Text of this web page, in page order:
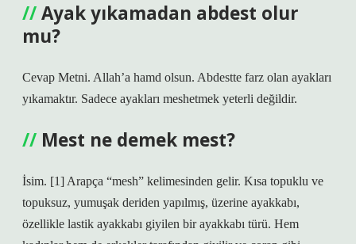
Ayak yıkamadan abdest olur
mu?
Cevap Metni. Allah’a hamd olsun. Abdestte farz olan ayakları
yıkamaktır. Sadece ayakları meshetmek yeterli değildir.
Mest ne demek mest?
İsim. [1] Arapça “mesh” kelimesinden gelir. Kısa topuklu ve
topuksuz, yumuşak deriden yapılmış, üzerine ayakkabı,
özellikle lastik ayakkabı giyilen bir ayakkabı türü. Hem